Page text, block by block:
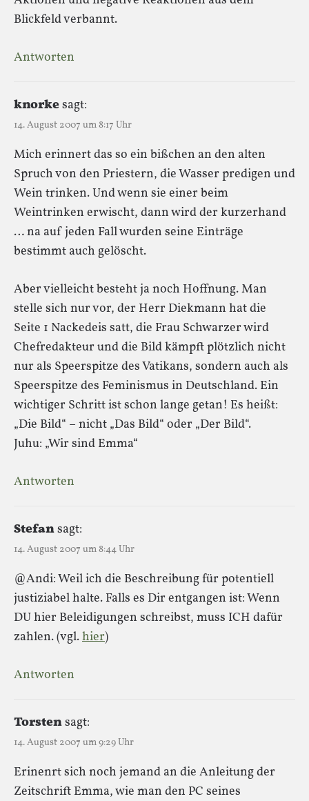
Blickfeld verbannt.
Antworten
knorkesagt:
14. August 2007 um 8:17 Uhr
Mich erinnert das so ein bißchen an den alten
Spruch von den Priestern, die Wasser predigen und
Wein trinken. Und wenn sie einer beim
Weintrinken erwischt, dann wird der kurzerhand
… na auf jeden Fall wurden seine Einträge
bestimmt auch gelöscht.
Aber vielleicht besteht ja noch Hoffnung. Man
stelle sich nur vor, der Herr Diekmann hat die
Seite 1 Nackedeis satt, die Frau Schwarzer wird
Chefredakteur und die Bild kämpft plötzlich nicht
nur als Speerspitze des Vatikans, sondern auch als
Speerspitze des Feminismus in Deutschland. Ein
wichtiger Schritt ist schon lange getan! Es heißt:
„Die Bild“ – nicht „Das Bild“ oder „Der Bild“.
Juhu: „Wir sind Emma“
Antworten
Stefansagt:
14. August 2007 um 8:44 Uhr
@Andi: Weil ich die Beschreibung für potentiell
justiziabel halte. Falls es Dir entgangen ist: Wenn
DU hier Beleidigungen schreibst, muss ICH dafür
zahlen. (vgl.hier)
Antworten
Torstensagt:
14. August 2007 um 9:29 Uhr
Erinenrt sich noch jemand an die Anleitung der
Zeitschrift Emma, wie man den PC seines